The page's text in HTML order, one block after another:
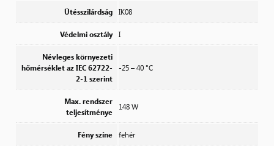
Ütésszilárdság IK08
Védelmi osztály I
Névleges környezeti
hőmérséklet az IEC 62722-
2-1 szerint
-25 – 40 °C
Max. rendszer
teljesítménye
148 W
Fény színe fehér